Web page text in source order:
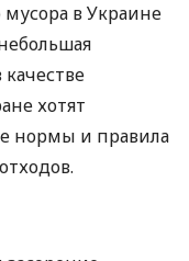
мусора в Украине
качестве
хотят
нормы и правила